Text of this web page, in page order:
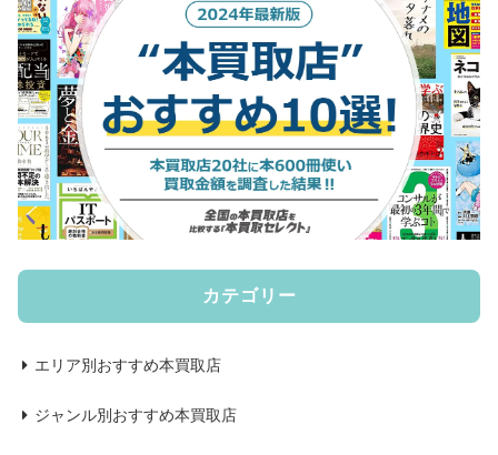
カテゴリー
エリア別おすすめ本買取店
ジャンル別おすすめ本買取店